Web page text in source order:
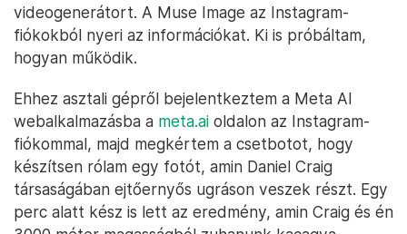
videogenerátort. A Muse Image az Instagram-
fiókokból nyeri az információkat. Ki is próbáltam,
hogyan működik.
Ehhez asztali gépről bejelentkeztem a Meta AI
webalkalmazásba a meta.ai oldalon az Instagram-
fiókommal, majd megkértem a csetbotot, hogy
készítsen rólam egy fotót, amin Daniel Craig
társaságában ejtőernyős ugráson veszek részt. Egy
perc alatt kész is lett az eredmény, amin Craig és én